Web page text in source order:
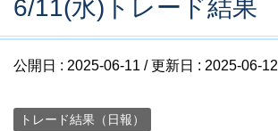
6/11(水)トレード結果
公開日 : 2025-06-11 / 更新日 : 2025-06-12
トレード結果（日報）